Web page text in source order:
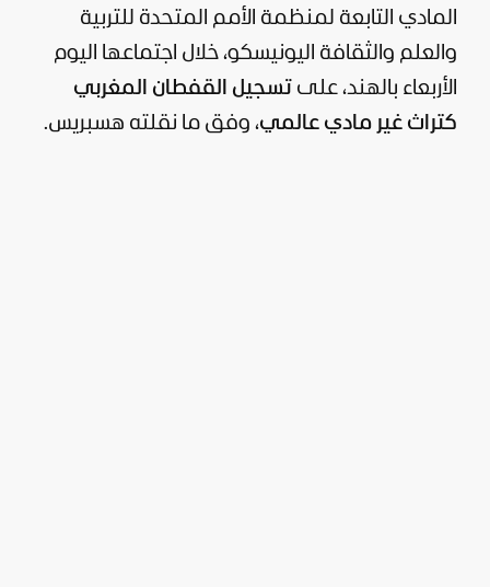
المادي التابعة لمنظمة الأمم المتحدة للتربية
والعلم والثقافة اليونيسكو، خلال اجتماعها اليوم
الأربعاء بالهند، على تسجيل القفطان المغربي
كتراث غير مادي عالمي، وفق ما نقلته هسبريس.